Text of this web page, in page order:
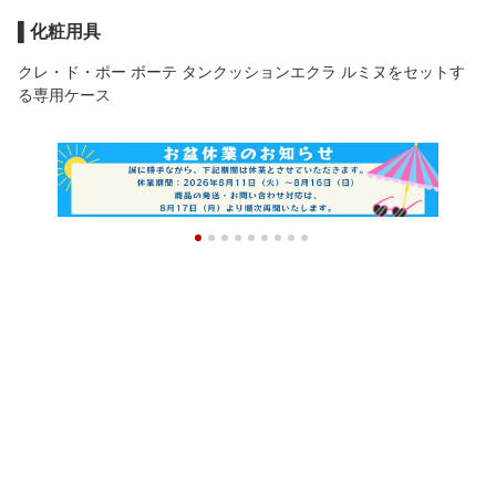
107／10g）Cle de Peau
Beaute フェイスカラ
ラシ付き
▌化粧用具
クレ・ド・ポー ボーテ タンクッションエクラ ルミヌをセットす
る専用ケース